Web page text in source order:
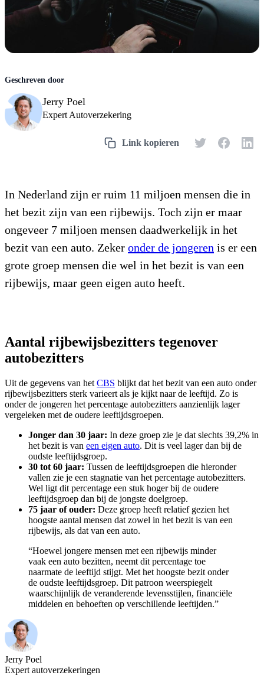
Jerry Poel
Expert Autoverzekering
In Nederland zijn er ruim 11 miljoen mensen die in
het bezit zijn van een rijbewijs. Toch zijn er maar
ongeveer 7 miljoen mensen daadwerkelijk in het
bezit van een auto. Zeker onder de jongeren is er een
grote groep mensen die wel in het bezit is van een
rijbewijs, maar geen eigen auto heeft.
Aantal rijbewijsbezitters tegenover
autobezitters
Uit de gegevens van het CBS blijkt dat het bezit van een auto onder
rijbewijsbezitters sterk varieert als je kijkt naar de leeftijd. Zo is
onder de jongeren het percentage autobezitters aanzienlijk lager
vergeleken met de oudere leeftijdsgroepen.
Jonger dan 30 jaar: In deze groep zie je dat slechts 39,2% in
het bezit is van een eigen auto. Dit is veel lager dan bij de
oudste leeftijdsgroep.
30 tot 60 jaar: Tussen de leeftijdsgroepen die hieronder
vallen zie je een stagnatie van het percentage autobezitters.
Wel ligt dit percentage een stuk hoger bij de oudere
leeftijdsgroep dan bij de jongste doelgroep.
75 jaar of ouder: Deze groep heeft relatief gezien het
hoogste aantal mensen dat zowel in het bezit is van een
rijbewijs, als dat van een auto.
“Hoewel jongere mensen met een rijbewijs minder
vaak een auto bezitten, neemt dit percentage toe
naarmate de leeftijd stijgt. Met het hoogste bezit onder
de oudste leeftijdsgroep. Dit patroon weerspiegelt
waarschijnlijk de veranderende levensstijlen, financiële
middelen en behoeften op verschillende leeftijden.”
Jerry Poel
Expert autoverzekeringen